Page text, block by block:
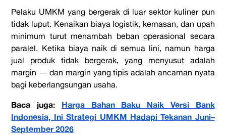
Pelaku UMKM yang bergerak di luar sektor kuliner pun
tidak luput. Kenaikan biaya logistik, kemasan, dan upah
minimum turut menambah beban operasional secara
paralel. Ketika biaya naik di semua lini, namun harga
jual produk tidak bergerak, yang menyusut adalah
margin — dan margin yang tipis adalah ancaman nyata
bagi keberlangsungan usaha.
Baca juga: Harga Bahan Baku Naik Versi Bank
Indonesia, Ini Strategi UMKM Hadapi Tekanan Juni–
September 2026